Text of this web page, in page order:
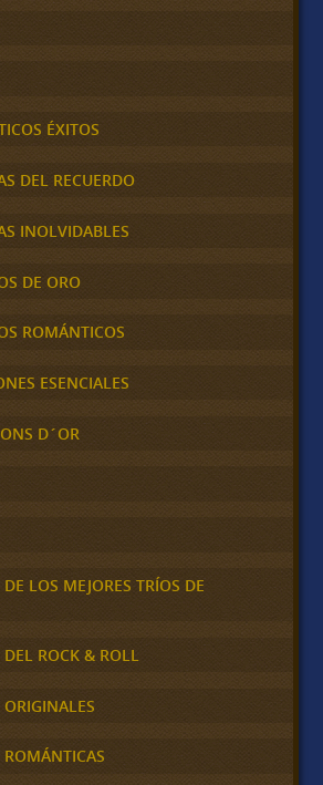
ÉXITOS
DEL RECUERDO
INOLVIDABLES
DE ORO
ROMÁNTICOS
ESENCIALES
D´OR
LOS MEJORES TRÍOS DE
ROCK & ROLL